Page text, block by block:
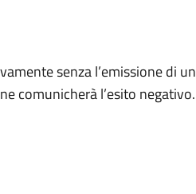
senza l’emissione di un
comunicherà l’esito negativo.